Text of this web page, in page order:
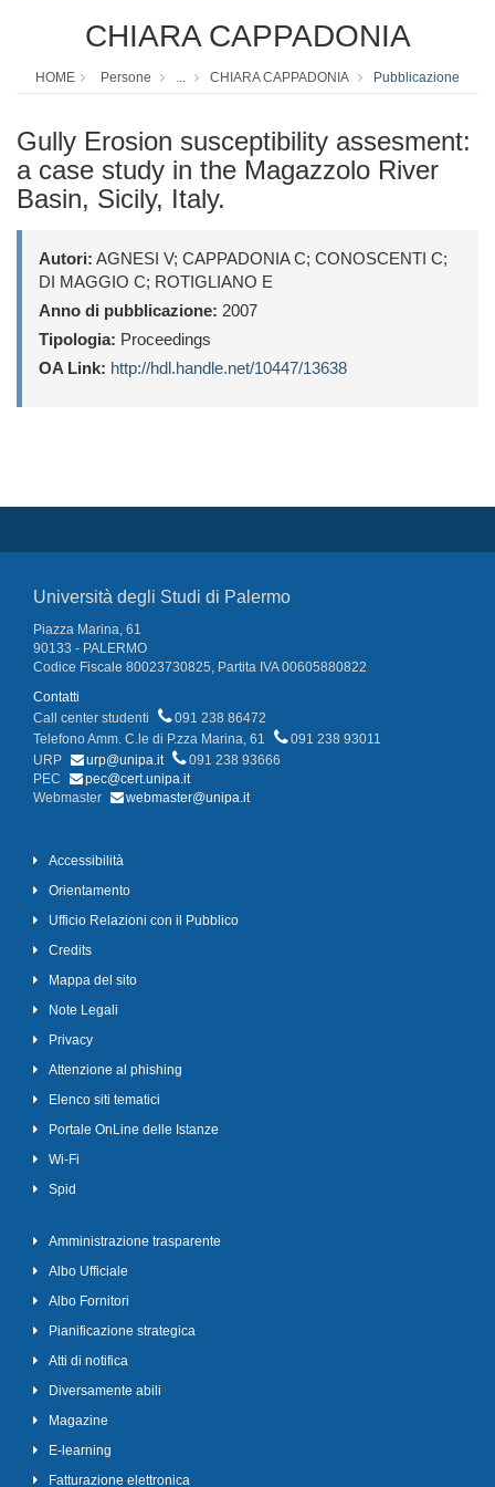
CHIARA CAPPADONIA
HOME Persone ... CHIARA CAPPADONIA Pubblicazione
Gully Erosion susceptibility assesment:
a case study in the Magazzolo River
Basin, Sicily, Italy.
Autori: AGNESI V; CAPPADONIA C; CONOSCENTI C;
DI MAGGIO C; ROTIGLIANO E
Anno di pubblicazione: 2007
Tipologia: Proceedings
OA Link: http://hdl.handle.net/10447/13638
Università degli Studi di Palermo
Piazza Marina, 61
90133 - PALERMO
Codice Fiscale 80023730825, Partita IVA 00605880822
Contatti
Call center studenti
091 238 86472
Telefono Amm. C.le di P.zza Marina, 61
091 238 93011
URP
urp@unipa.it
091 238 93666
PEC
pec@cert.unipa.it
Webmaster
webmaster@unipa.it
Accessibilità
Orientamento
Ufficio Relazioni con il Pubblico
Credits
Mappa del sito
Note Legali
Privacy
Attenzione al phishing
Elenco siti tematici
Portale OnLine delle Istanze
Wi-Fi
Spid
Amministrazione trasparente
Albo Ufficiale
Albo Fornitori
Pianificazione strategica
Atti di notifica
Diversamente abili
Magazine
E-learning
Fatturazione elettronica